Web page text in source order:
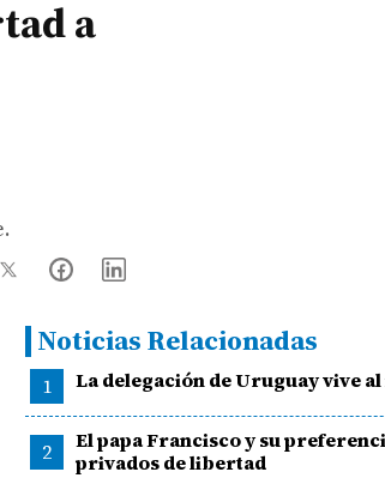
a
Noticias Relacionadas
1 La delegación de Uruguay vive al
2
El papa Francisco y su
privados de libertad